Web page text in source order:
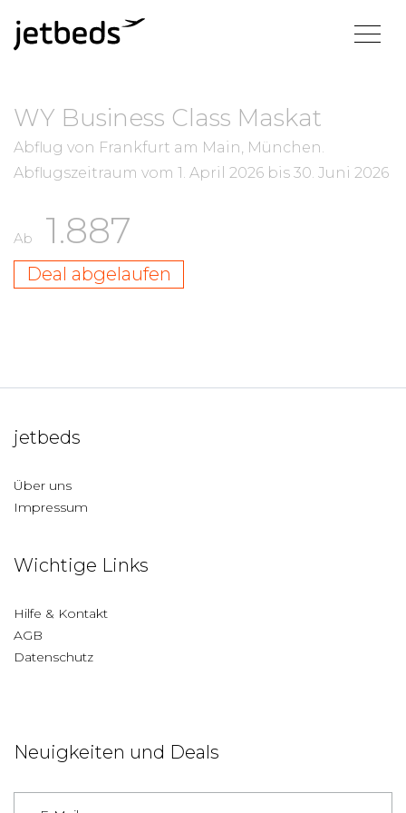
WY Business Class Maskat
Abflug von Frankfurt am Main, München.
Abflugszeitraum vom 1. April 2026 bis 30. Juni 2026
Ab 1.887
Deal abgelaufen
jetbeds
Über uns
Impressum
Wichtige Links
Hilfe & Kontakt
AGB
Datenschutz
Neuigkeiten und Deals